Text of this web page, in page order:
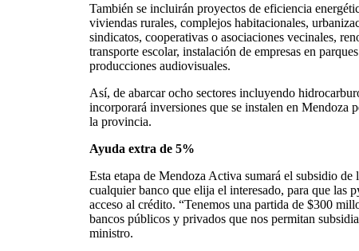
También se incluirán proyectos de eficiencia
viviendas rurales, complejos habitacionales,
sindicatos, cooperativas o asociaciones vecinales,
transporte escolar, instalación de empresas en
producciones audiovisuales.
Así, de abarcar ocho sectores incluyendo
incorporará inversiones que se instalen en Mendoza
la provincia.
Ayuda extra de 5%
Esta etapa de Mendoza Activa sumará el subsidio de
cualquier banco que elija el interesado, para que las
acceso al crédito. “Tenemos una partida de $300
bancos públicos y privados que nos permitan
ministro.